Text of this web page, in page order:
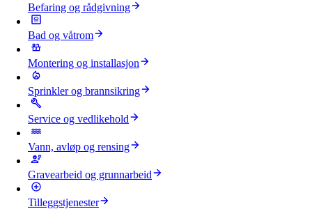
Befaring og rådgivning
Bad og våtrom
Montering og installasjon
Sprinkler og brannsikring
Service og vedlikehold
Vann, avløp og rensing
Gravearbeid og grunnarbeid
Tilleggstjenester